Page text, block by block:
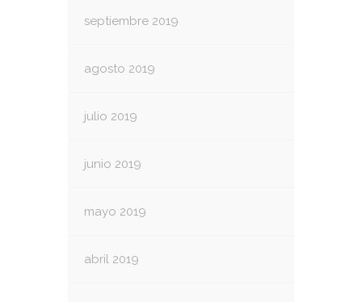
septiembre 2019
agosto 2019
julio 2019
junio 2019
mayo 2019
abril 2019